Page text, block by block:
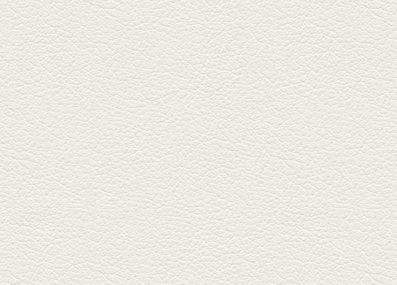
んちゃん』へ。『銀ハイ』で乾
杯！ブ...
2025年9月26日放送
フォンダンエッグ＆二郎
系にんにくパスタ
北区麻生田の人気店『多酒多菜
満月』へ。『しろ』水割で乾
杯！出...
2025年9月5日放送
あくまのポテサラ＆変わ
り天ぷら盛り合わせ
武蔵小路の「たぬきと銀杏」で
自慢の「変わり天ぷら」を
「KAORU」...
2025年8月15日放送